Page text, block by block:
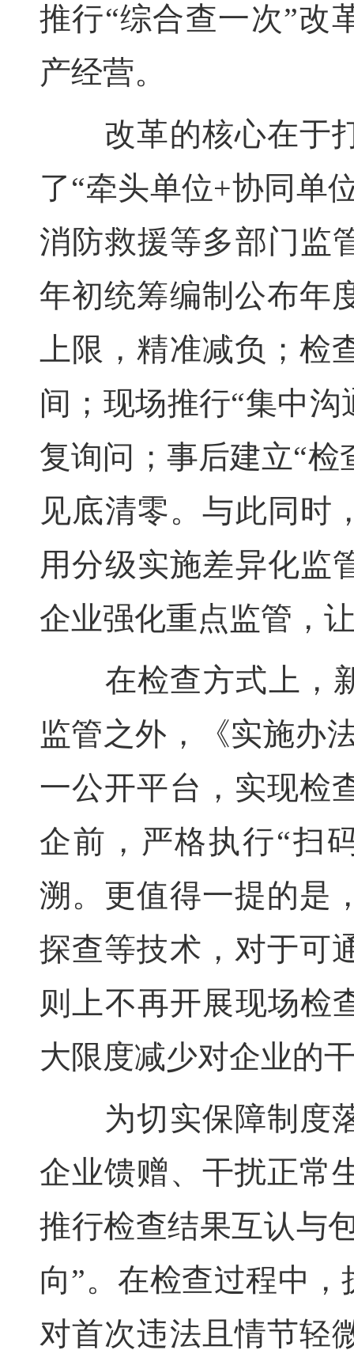
推行“综合查一次”改
产经营。
改革的核心在于打
了“牵头单位+协同单
消防救援等多部门监
年初统筹编制公布年
上限，精准减负；检
间；现场推行“集中
复询问；事后建立“
见底清零。与此同时
用分级实施差异化监
企业强化重点监管，
在检查方式上，新
监管之外，《实施办
一公开平台，实现检
企前，严格执行“扫
溯。更值得一提的是
探查等技术，对于可
则上不再开展现场检
大限度减少对企业的
为切实保障制度落
企业馈赠、干扰正常
推行检查结果互认与
向”。在检查过程中
对首次违法且情节轻